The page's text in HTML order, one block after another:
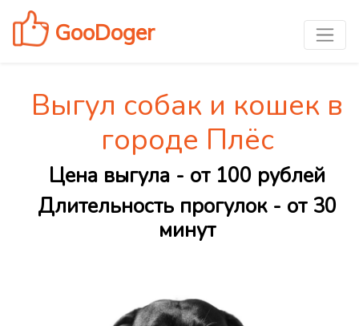
GooDoger
Выгул собак и кошек в
городе Плёс
Цена выгула - от 100 рублей
Длительность прогулок - от 30
минут